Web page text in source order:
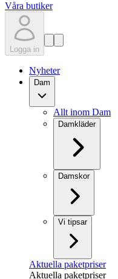
Våra butiker
Logga in
Nyheter
Dam
Allt inom Dam
Damkläder
Damskor
Vi tipsar
Aktuella paketpriser
Aktuella paketpriser